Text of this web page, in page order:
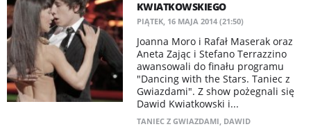
KWIATKOWSKIEGO
PIĄTEK, 16 MAJA 2014 (21:50)
Joanna Moro i Rafał Maserak oraz
Aneta Zając i Stefano Terrazzino
awansowali do finału programu
"Dancing with the Stars. Taniec z
Gwiazdami". Z show pożegnali się
Dawid Kwiatkowski i...
TANIEC Z GWIAZDAMI, DAWID